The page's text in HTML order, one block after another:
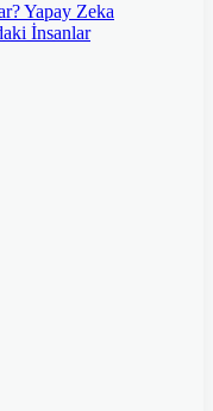
Yapay Zeka
İnsanlar